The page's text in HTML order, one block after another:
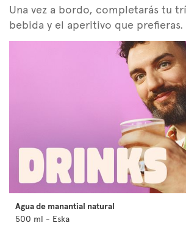
Una vez a bordo, completarás tu
bebida y el aperitivo que prefieras.
Agua de manantial natural
500 ml - Eska